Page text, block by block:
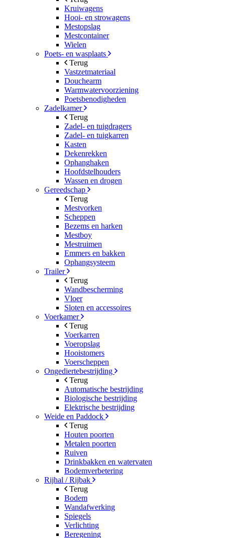
Kruiwagens
Hooi- en strowagens
Mestopslag
Mestcontainer
Wielen
Poets- en wasplaats
Terug
Vastzetmateriaal
Douchearm
Warmwatervoorziening
Poetsbenodigheden
Zadelkamer
Terug
Zadel- en tuigdragers
Zadel- en tuigkarren
Kasten
Dekenrekken
Ophanghaken
Hoofdstelhouders
Wassen en drogen
Gereedschap
Terug
Mestvorken
Scheppen
Bezems en harken
Mestboy
Mestruimen
Emmers en bakken
Ophangsysteem
Trailer
Terug
Wandbescherming
Vloer
Sloten en accessoires
Voerkamer
Terug
Voerkarren
Voeropslag
Hooistomers
Voerscheppen
Ongediertebestrijding
Terug
Automatische bestrijding
Biologische bestrijding
Elektrische bestrijding
Weide en Paddock
Terug
Houten poorten
Metalen poorten
Ruiven
Drinkbakken en watervaten
Bodemverbetering
Rijhal / Rijbak
Terug
Bodem
Wandafwerking
Spiegels
Verlichting
Beregening